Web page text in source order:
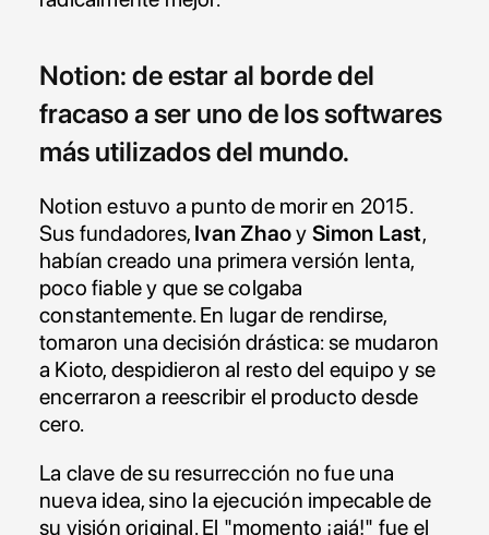
Notion: de estar al borde del
fracaso a ser uno de los softwares
más utilizados del mundo.
Notion estuvo a punto de morir en 2015.
Sus fundadores, Ivan Zhao y Simon Last,
habían creado una primera versión lenta,
poco fiable y que se colgaba
constantemente. En lugar de rendirse,
tomaron una decisión drástica: se mudaron
a Kioto, despidieron al resto del equipo y se
encerraron a reescribir el producto desde
cero.
La clave de su resurrección no fue una
nueva idea, sino la ejecución impecable de
su visión original. El "momento ¡ajá!" fue el